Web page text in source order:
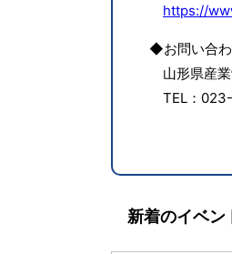
https://
◆お問い合
山形県産業
TEL：
新着のイベン